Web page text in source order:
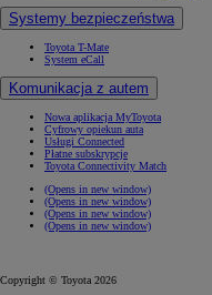
Systemy bezpieczeństwa
Toyota T-Mate
System eCall
Komunikacja z autem
Nowa aplikacja MyToyota
Cyfrowy opiekun auta
Usługi Connected
Płatne subskrypcje
Toyota Connectivity Match
(Opens in new window)
(Opens in new window)
(Opens in new window)
(Opens in new window)
Copyright © Toyota 2026